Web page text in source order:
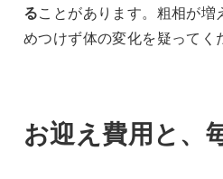
ることがあります。粗相が
めつけず体の変化を疑ってく
お迎え費用と、